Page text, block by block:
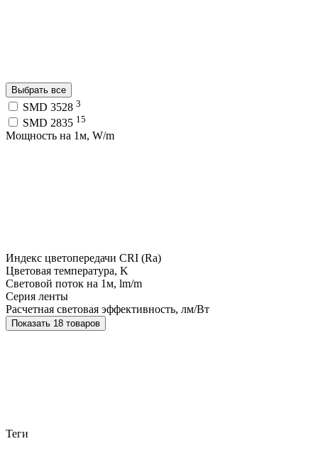
Выбрать все
SMD 3528 3
SMD 2835 15
Мощность на 1м, W/m
Индекс цветопередачи CRI (Ra)
Цветовая температура, K
Световой поток на 1м, lm/m
Серия ленты
Расчетная световая эффективность, лм/Вт
Показать 18 товаров
Теги